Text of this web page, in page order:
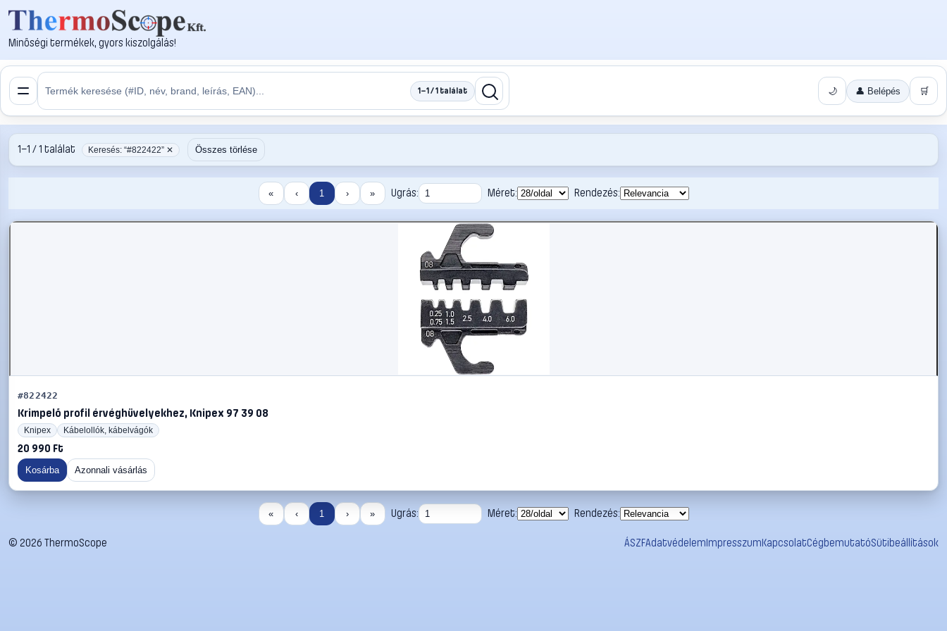
Minőségi termékek, gyors kiszolgálás!
1–1 / 1 találat 🌙 👤 Belépés 🛒
1–1 / 1 találat Keresés: “#822422” ✕ Összes törlése
« ‹ 1 › » Ugrás: Méret: Rendezés:
#822422
Krimpelő profil érvéghüvelyekhez, Knipex 97 39 08
Knipex Kábelollók, kábelvágók
20 990 Ft
Kosárba Azonnali vásárlás
« ‹ 1 › » Ugrás: Méret: Rendezés:
© 2026 ThermoScope ÁSZFAdatvédelemImpresszumKapcsolatCégbemutatóSütibeállítások